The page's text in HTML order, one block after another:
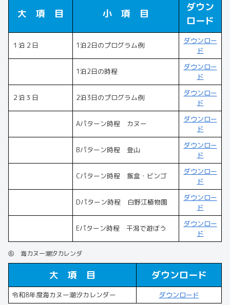
大 項 目 小 項 目
ダウン
ロード
１泊２日 1泊2日のプログラム例
ダウンロー
ド
1泊2日の時程
ダウンロー
ド
２泊３日 2泊3日のプログラム例
ダウンロー
ド
Aパターン時程 カヌー
ダウンロー
ド
Bパターン時程 登山
ダウンロー
ド
Cパターン時程 飯盒・ビンゴ
ダウンロー
ド
Dパターン時程 白野江植物園
ダウンロー
ド
Eパターン時程 干潟で遊ぼう
ダウンロー
ド
⑥ 海カヌー潮汐カレンダ
大 項 目 ダウンロード
令和8年度海カヌー潮汐カレンダー ダウンロード